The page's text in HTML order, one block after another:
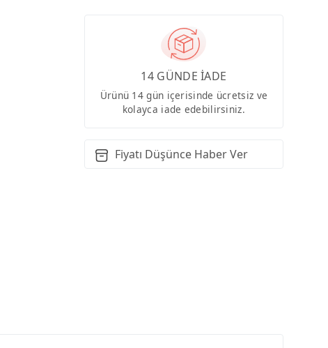
14 GÜNDE İADE
Ürünü 14 gün içerisinde ücretsiz ve
kolayca iade edebilirsiniz.
Fiyatı Düşünce Haber Ver